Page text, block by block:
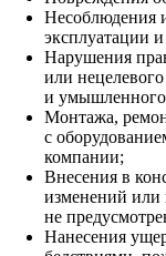
Несоблюдения
эксплуатации
Нарушения
или
и
Монтажа,
с
компании;
Внесения в
изменений или
не
Нанесения